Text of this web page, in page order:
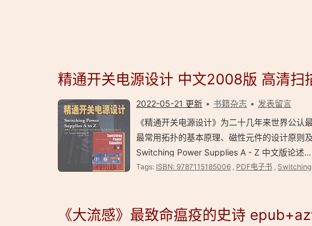
精通开关电源设计 中文2008版 高清扫
2022-05-21 更新 书籍杂志
发表留言
《精通开关电源设计》为二十几年来世界公
最常用拓扑的基本原理、磁性元件的设计原则
Switching Power Supplies A - Z 中文版论述…
Tags: ISBN: 9787115185006 , PDF电子书 ,
《大流感》最致命瘟疫的史诗